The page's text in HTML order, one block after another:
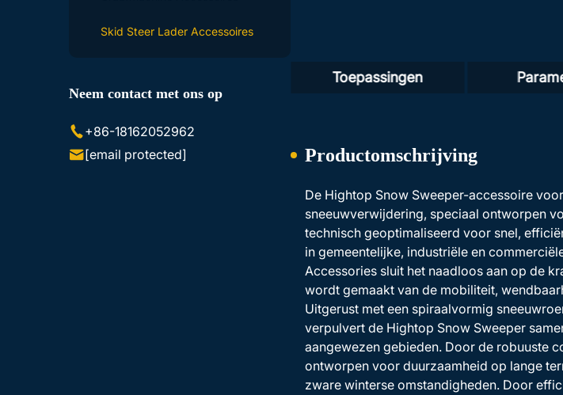
Skid Steer Lader Accessoires
Neem contact met ons op
+86-18162052962
[email protected]
Toepassingen
Productomschrijving
De Hightop Snow Sweeper-accessoire
sneeuwverwijdering, speciaal ontworpen
technisch geoptimaliseerd voor snel,
in gemeentelijke, industriële en
Accessories sluit het naadloos aan op de
wordt gemaakt van de mobiliteit,
Uitgerust met een spiraalvormig
verpulvert de Hightop Snow Sweeper
aangewezen gebieden. Door de robuuste
ontworpen voor duurzaamheid op lange
zware winterse omstandigheden. Door